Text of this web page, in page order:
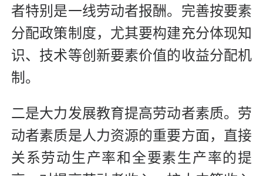
者特别是一线劳动者报酬。完善按要素
分配政策制度，尤其要构建充分体现知
识、技术等创新要素价值的收益分配机
制。
二是大力发展教育提高劳动者素质。劳
动者素质是人力资源的重要方面，直接
关系劳动生产率和全要素生产率的提